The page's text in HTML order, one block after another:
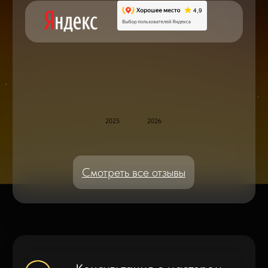
Блог статей - важное,
полезное, новое
Дисплейные модули: Отличия, качества
и их характеристики